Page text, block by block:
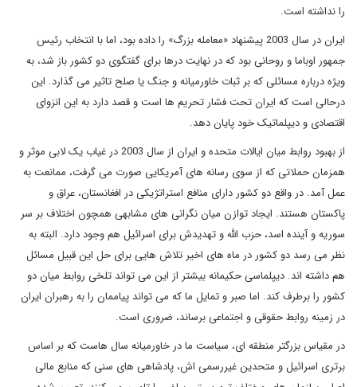
را نداشته است.
ایران در سال 2003 پیشنهاد «معامله بزرگ» را داده بود، اما با انتخاب رئیس
جمهور اوباما و روحانی بود که در نهایت درها برای گفتگوی دو کشور باز شد، به
ویژه درباره مسائلی که بر ثبات خاورمیانه و جنگ یا صلح تاثیر می گذارد. این
درحالی است که ایران تحت فشار تحریم ها است و قصد دارد به این انزوای
اقتصادی و دیپلماتیک خود پایان دهد.
از بهبود روابط میان ایالات متحده و ایران از سال 2003 در غیاب یک لابی موثر و
همزمان حملاتی که از سوی رسانه های آمریکایی صورت می گرفت، ممانعت به
عمل آمد. در واقع دو کشور دارای منافع استراتژیکی در افغانستان، عراق و
پاکستان هستند. ایجاد توازن میان نگرانی های مشابهی همچون اختلاف بر سر
سوریه و آینده اسد، حزب الله و تهدیدش برای اسرائیل هم وجود دارد. البته به
نظر می رسد دو کشور در ماه های اخیر تلاش هایی برای حل این قبیل مسائل
هم داشته اند. دیپلماسی حکیمانه بیشتر از این می تواند تلخی روابط میان دو
کشور را برطرف کند. اما صبر و تمایل ما که می تواند پیاممان را به رهبران ایران
در زمینه روابط حقوقی و اجتماعی برساند، ضروری است.
در مقیاس بزرگتر منطقه ای، سیاست ما در خاورمیانه سال هاست که بر اساس
برتری اسرائیل و متحدین غیررسمی اش، پادشاهی های سنی که منابع مالی